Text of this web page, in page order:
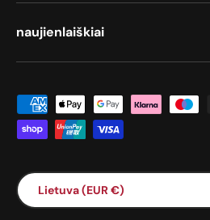
naujienlaiškiai
Priimami mokėjimo būdai
Šalis / Regionas
Lietuva (EUR €)